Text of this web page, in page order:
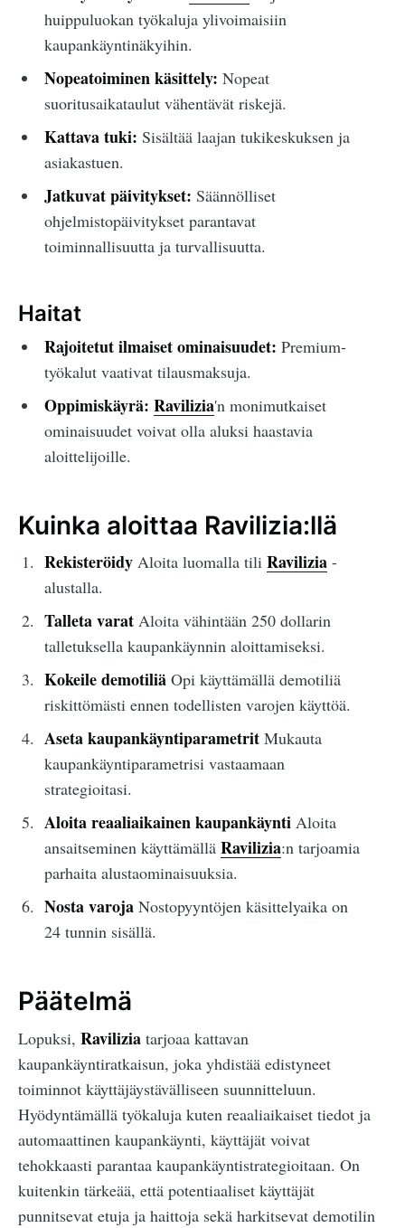
huippuluokan työkaluja ylivoimaisiin
kaupankäyntinäkyihin.
Nopeatoiminen käsittely: Nopeat
suoritusaikataulut vähentävät riskejä.
Kattava tuki: Sisältää laajan tukikeskuksen ja
asiakastuen.
Jatkuvat päivitykset: Säännölliset
ohjelmistopäivitykset parantavat
toiminnallisuutta ja turvallisuutta.
Haitat
Rajoitetut ilmaiset ominaisuudet: Premium-
työkalut vaativat tilausmaksuja.
Oppimiskäyrä: Ravilizia'n monimutkaiset
ominaisuudet voivat olla aluksi haastavia
aloittelijoille.
Kuinka aloittaa Ravilizia:llä
RekisteröidyAloita luomalla tili Ravilizia-
alustalla.
Talleta varatAloita vähintään 250 dollarin
talletuksella kaupankäynnin aloittamiseksi.
Kokeile demotiliäOpi käyttämällä demotiliä
riskittömästi ennen todellisten varojen käyttöä.
Aseta kaupankäyntiparametritMukauta
kaupankäyntiparametrisi vastaamaan
strategioitasi.
Aloita reaaliaikainen kaupankäyntiAloita
ansaitseminen käyttämällä Ravilizia:n tarjoamia
parhaita alustaominaisuuksia.
Nosta varojaNostopyyntöjen käsittelyaika on
24 tunnin sisällä.
Päätelmä
Lopuksi, Ravilizia tarjoaa kattavan
kaupankäyntiratkaisun, joka yhdistää edistyneet
toiminnot käyttäjäystävälliseen suunnitteluun.
Hyödyntämällä työkaluja kuten reaaliaikaiset tiedot ja
automaattinen kaupankäynti, käyttäjät voivat
tehokkaasti parantaa kaupankäyntistrategioitaan. On
kuitenkin tärkeää, että potentiaaliset käyttäjät
punnitsevat etuja ja haittoja sekä harkitsevat demotilin